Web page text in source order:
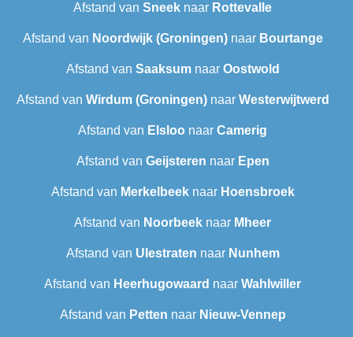
Afstand van Sneek‎ naar Rottevalle
Afstand van Noordwijk (Groningen)naar Bourtange
Afstand van Saaksumnaar Oostwold
Afstand van Wirdum (Groningen)naar Westerwijtwerd
Afstand van Elsloo naar Camerig
Afstand van Geijsteren naar Epen
Afstand van Merkelbeeknaar Hoensbroek
Afstand van Noorbeek naar Mheer
Afstand van Ulestraten naar Nunhem
Afstand van Heerhugowaard naar Wahlwiller
Afstand van Petten naar Nieuw-Vennep